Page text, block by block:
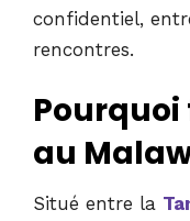
confidentiel,
rencontres.
au
Situé entre la